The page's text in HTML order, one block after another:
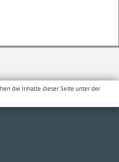
die Inhalte dieser Seite unter der